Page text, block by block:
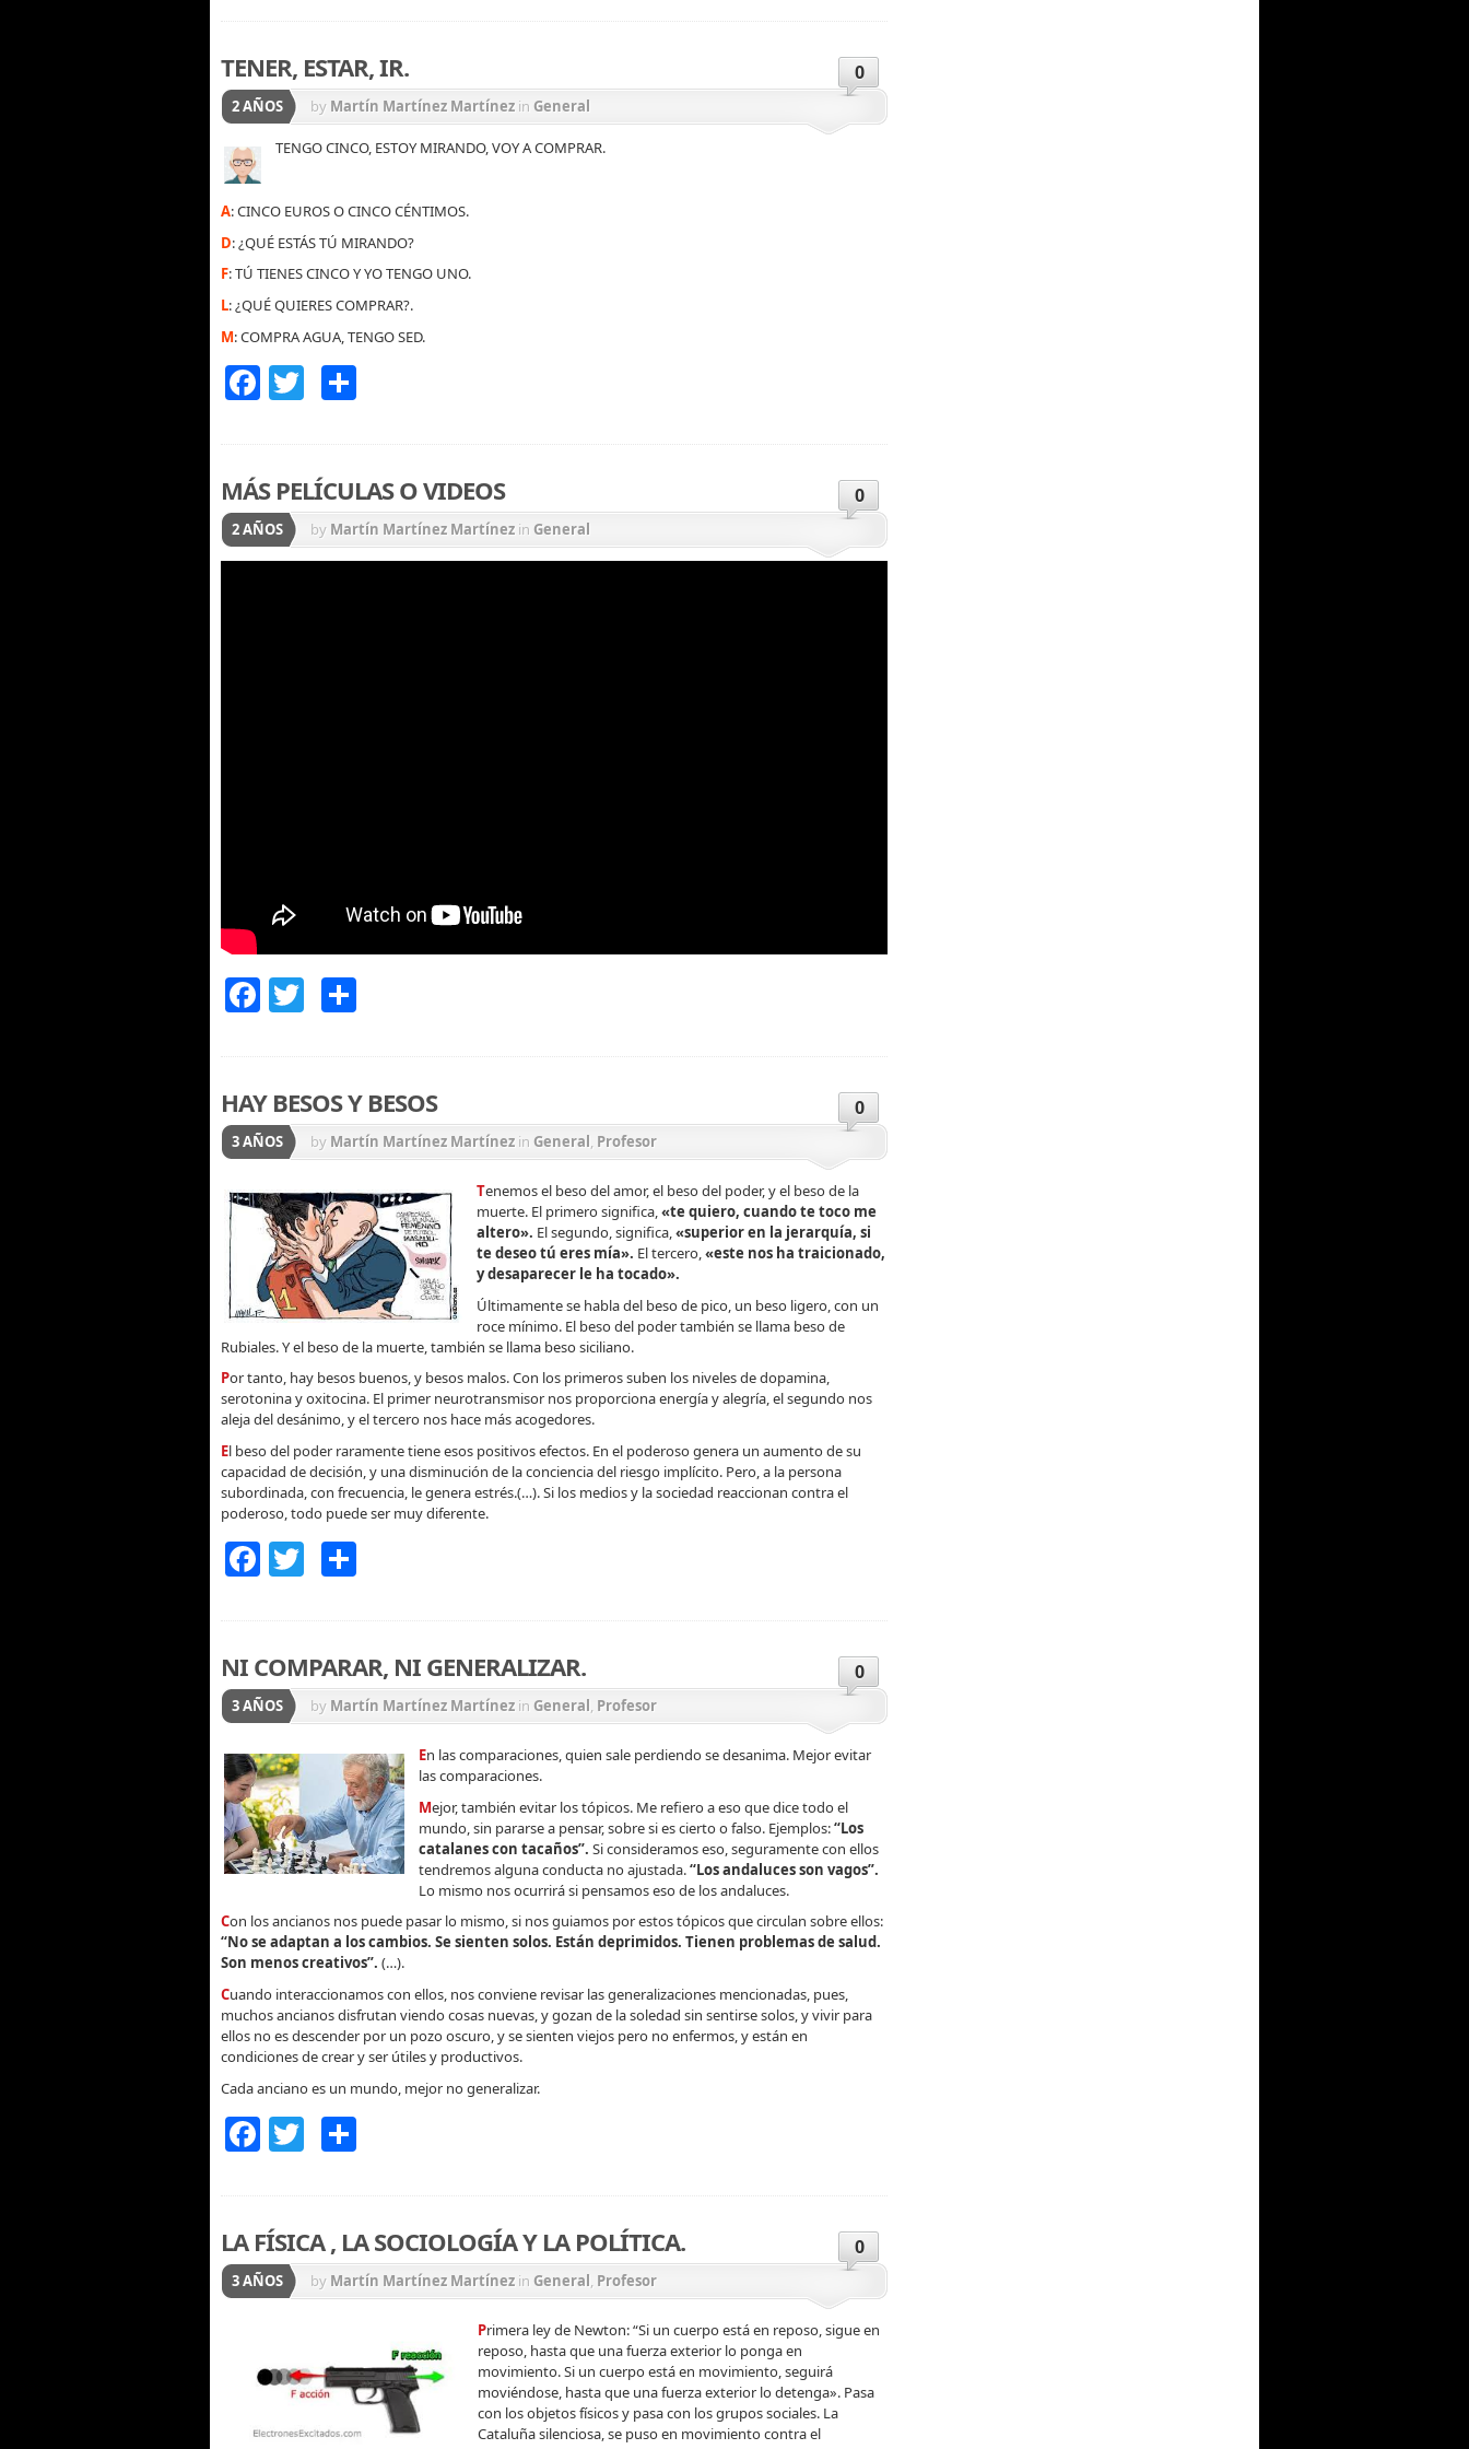
TENER, ESTAR, IR. 0
2 AÑOS by Martín Martínez Martínez in General
TENGO CINCO, ESTOY MIRANDO, VOY A COMPRAR.
A: CINCO EUROS O CINCO CÉNTIMOS.
D: ¿QUÉ ESTÁS TÚ MIRANDO?
F: TÚ TIENES CINCO Y YO TENGO UNO.
L: ¿QUÉ QUIERES COMPRAR?.
M: COMPRA AGUA, TENGO SED.
Facebook
Twitter
MÁS PELÍCULAS O VIDEOS 0
2 AÑOS by Martín Martínez Martínez in General
Facebook
Twitter
HAY BESOS Y BESOS 0
3 AÑOS by Martín Martínez Martínez in General, Profesor
Tenemos el beso del amor, el beso del poder, y el beso de la
muerte. El primero significa,«te quiero, cuando te toco me
altero». El segundo, significa,«superior en la jerarquía, si
te deseo tú eres mía». El tercero,«este nos ha traicionado,
y desaparecer le ha tocado».
Últimamente se habla del beso de pico, un beso ligero, con un
roce mínimo. El beso del poder también se llama beso de
Rubiales. Y el beso de la muerte, también se llama beso siciliano.
Por tanto, hay besos buenos, y besos malos. Con los primeros suben los niveles de dopamina,
serotonina y oxitocina. El primer neurotransmisor nos proporciona energía y alegría, el segundo nos
aleja del desánimo, y el tercero nos hace más acogedores.
El beso del poder raramente tiene esos positivos efectos. En el poderoso genera un aumento de su
capacidad de decisión, y una disminución de la conciencia del riesgo implícito. Pero, a la persona
subordinada, con frecuencia, le genera estrés.(…). Si los medios y la sociedad reaccionan contra el
poderoso, todo puede ser muy diferente.
Facebook
Twitter
NI COMPARAR, NI GENERALIZAR. 0
3 AÑOS by Martín Martínez Martínez in General, Profesor
En las comparaciones, quien sale perdiendo se desanima. Mejor evitar
las comparaciones.
Mejor, también evitar los tópicos. Me refiero a eso que dice todo el
mundo, sin pararse a pensar, sobre si es cierto o falso. Ejemplos:“Los
catalanes con tacaños”. Si consideramos eso, seguramente con ellos
tendremos alguna conducta no ajustada.“Los andaluces son vagos”.
Lo mismo nos ocurrirá si pensamos eso de los andaluces.
Con los ancianos nos puede pasar lo mismo, si nos guiamos por estos tópicos que circulan sobre ellos:
“No se adaptan a los cambios. Se sienten solos. Están deprimidos. Tienen problemas de salud.
Son menos creativos”. (…).
Cuando interaccionamos con ellos, nos conviene revisar las generalizaciones mencionadas, pues,
muchos ancianos disfrutan viendo cosas nuevas, y gozan de la soledad sin sentirse solos, y vivir para
ellos no es descender por un pozo oscuro, y se sienten viejos pero no enfermos, y están en
condiciones de crear y ser útiles y productivos.
Cada anciano es un mundo, mejor no generalizar.
Facebook
Twitter
LA FÍSICA , LA SOCIOLOGÍA Y LA POLÍTICA. 0
3 AÑOS by Martín Martínez Martínez in General, Profesor
Primera ley de Newton: “Si un cuerpo está en reposo, sigue en
reposo, hasta que una fuerza exterior lo ponga en
movimiento. Si un cuerpo está en movimiento, seguirá
moviéndose, hasta que una fuerza exterior lo detenga». Pasa
con los objetos físicos y pasa con los grupos sociales. La
Cataluña silenciosa, se puso en movimiento contra el